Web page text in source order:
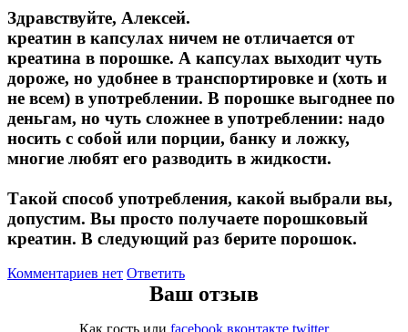
Батончики и напитки
НАЗАД
Напитки
Протеиновые батончики
Протеиновые печенья
Для тренировки
Здравствуйте, Алексей.
креатин в капсулах ничем не отличается от
креатина в порошке. А капсулах выходит чуть
дороже, но удобнее в транспортировке и (хоть и
не всем) в употреблении. В порошке выгоднее по
деньгам, но чуть сложнее в употреблении: надо
носить с собой или порции, банку и ложку,
многие любят его разводить в жидкости.
Такой способ употребления, какой выбрали вы,
допустим. Вы просто получаете порошковый
креатин. В следующий раз берите порошок.
Комментариев нет Ответить
Ваш отзыв